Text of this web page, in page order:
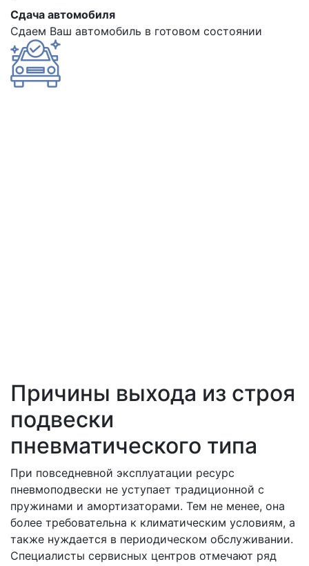
Сдача автомобиля
Сдаем Ваш автомобиль в готовом состоянии
Причины выхода из строя
подвески
пневматического типа
При повседневной эксплуатации ресурс
пневмоподвески не уступает традиционной с
пружинами и амортизаторами. Тем не менее, она
более требовательна к климатическим условиям, а
также нуждается в периодическом обслуживании.
Специалисты сервисных центров отмечают ряд